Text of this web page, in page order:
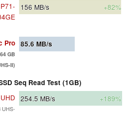
156 MB/s +82%
Pro
GB
II)
85.6 MB/s
Seq Read Test (1GB)
UHS-
254.5 MB/s +189%